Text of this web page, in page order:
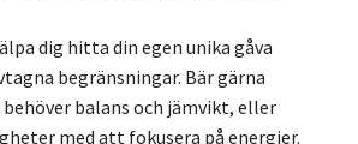
dig hitta din egen unika gåva
begränsningar. Bär gärna
balans och jämvikt, eller
med att fokusera på energier.